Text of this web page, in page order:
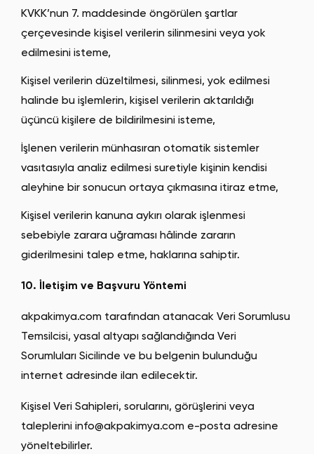
KVKK’nun 7. maddesinde öngörülen şartlar
çerçevesinde kişisel verilerin silinmesini veya yok
edilmesini isteme,
Kişisel verilerin düzeltilmesi, silinmesi, yok edilmesi
halinde bu işlemlerin, kişisel verilerin aktarıldığı
üçüncü kişilere de bildirilmesini isteme,
İşlenen verilerin münhasıran otomatik sistemler
vasıtasıyla analiz edilmesi suretiyle kişinin kendisi
aleyhine bir sonucun ortaya çıkmasına itiraz etme,
Kişisel verilerin kanuna aykırı olarak işlenmesi
sebebiyle zarara uğraması hâlinde zararın
giderilmesini talep etme, haklarına sahiptir.
10. İletişim ve Başvuru Yöntemi
akpakimya.com tarafından atanacak Veri Sorumlusu
Temsilcisi, yasal altyapı sağlandığında Veri
Sorumluları Sicilinde ve bu belgenin bulunduğu
internet adresinde ilan edilecektir.
Kişisel Veri Sahipleri, sorularını, görüşlerini veya
taleplerini info@akpakimya.com e-posta adresine
yöneltebilirler.